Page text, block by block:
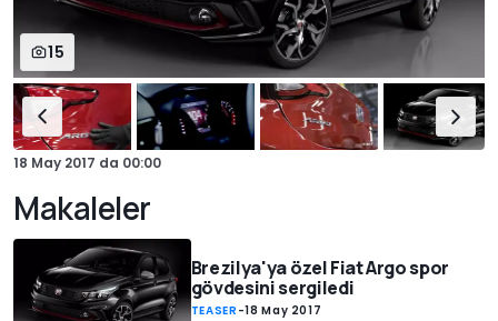
15
18 May 2017 da 00:00
Makaleler
Brezilya'ya özel Fiat Argo spor
gövdesini sergiledi
TEASER -18 May 2017